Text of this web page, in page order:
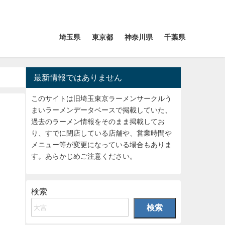
埼玉県 東京都 神奈川県 千葉県
最新情報ではありません
このサイトは旧埼玉東京ラーメンサークルう
まいラーメンデータベースで掲載していた、
過去のラーメン情報をそのまま掲載してお
り、すでに閉店している店舗や、営業時間や
メニュー等が変更になっている場合もありま
す。あらかじめご注意ください。
検索
検索